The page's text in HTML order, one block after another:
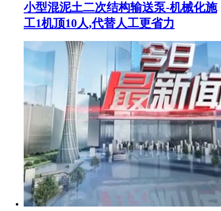
小型混泥土二次结构输送泵-机械化施
工1机顶10人,代替人工更省力